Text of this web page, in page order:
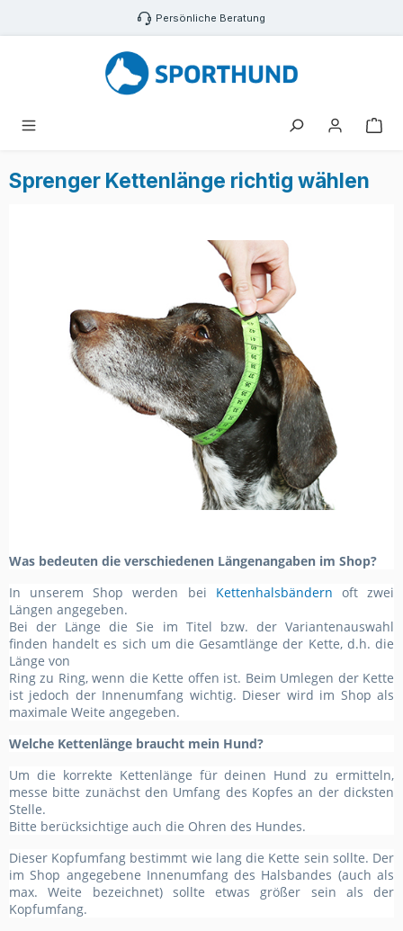
Zum Hauptinhalt springen Persönliche Beratung
Sprenger Kettenlänge richtig wählen
Was bedeuten die verschiedenen Längenangaben im Shop?
In unserem Shop werden bei
Kettenhalsbändern oft zwei
Längen angegeben.
Bei der Länge die Sie im Titel bzw. der Variantenauswahl
finden handelt es sich um die Gesamtlänge der Kette, d.h. die
Länge von
Ring zu Ring, wenn die Kette offen ist. Beim Umlegen der Kette
ist jedoch der Innenumfang wichtig. Dieser wird im Shop als
maximale Weite angegeben.
Welche Kettenlänge braucht mein Hund?
Um die korrekte Kettenlänge für deinen Hund zu ermitteln,
messe bitte zunächst den Umfang des Kopfes an der dicksten
Stelle.
Bitte berücksichtige auch die Ohren des Hundes.
Dieser Kopfumfang bestimmt wie lang die Kette sein sollte. Der
im Shop angegebene Innenumfang des Halsbandes (auch als
max. Weite bezeichnet) sollte etwas größer sein als der
Kopfumfang.